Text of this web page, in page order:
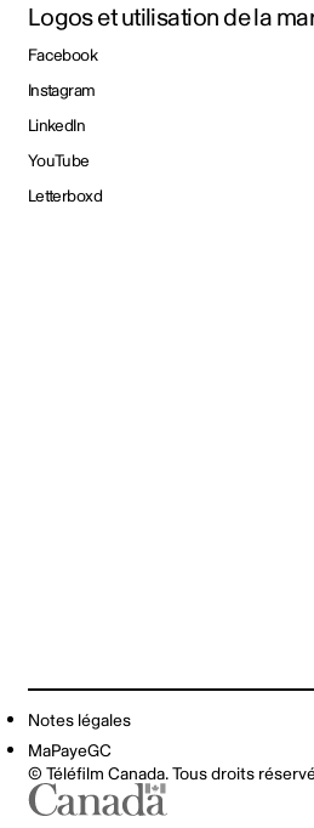
Logos et utilisation de la
Facebook
Instagram
LinkedIn
YouTube
Letterboxd
Notes légales
MaPayeGC
© Téléfilm Canada. Tous droits